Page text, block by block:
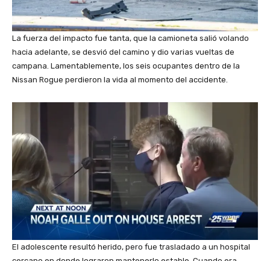
La fuerza del impacto fue tanta, que la camioneta salió volando
hacia adelante, se desvió del camino y dio varias vueltas de
campana. Lamentablemente, los seis ocupantes dentro de la
Nissan Rogue perdieron la vida al momento del accidente.
El adolescente resultó herido, pero fue trasladado a un hospital